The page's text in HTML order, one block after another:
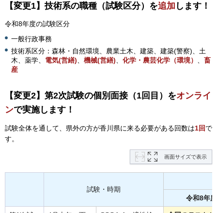
【変更1】技術系の職種（試験区分）を追加 します！
令和8年度の試験区分
一般行政事務
技術系区分：森林・自然環境、農業土木、建築、建築(警察)、土
木、薬学、 電気(営繕) 機械(営繕) 化学・農芸化学（環境）
畜
産
【変更2】第2次試験の個別面接（1回目）をオンライ
ンで実施します！
試験全体を通して、県外の方が香川県に来る必要がある回数は1回で
す。
画面サイズで表示
試験・時期
令和8年度